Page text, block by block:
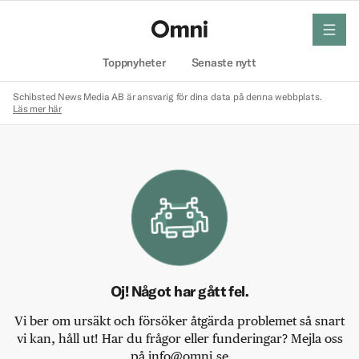
Toppnyheter Senaste nytt
meny
Schibsted News Media AB är ansvarig för dina data på denna webbplats.
Läs mer här
Oj! Något har gått fel.
Vi ber om ursäkt och försöker åtgärda problemet så snart
vi kan, håll ut! Har du frågor eller funderingar? Mejla oss